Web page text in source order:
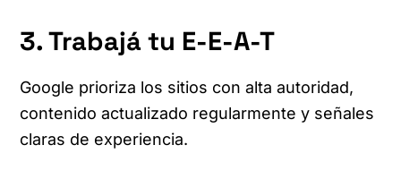
3. Trabajá tu E-E-A-T
Google prioriza los sitios con alta autoridad,
contenido actualizado regularmente y señales
claras de experiencia.